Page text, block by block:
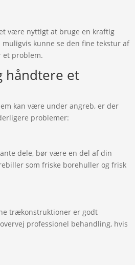
være nyttigt at bruge en kraftig
kunne se den fine tekstur af
et problem.
håndtere et
kan være under angreb, er der
problemer:
dele, bør være en del af din
som friske borehuller og frisk
trækonstruktioner er godt
professionel behandling, hvis